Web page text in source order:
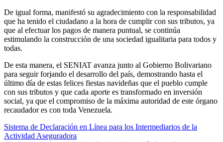
De igual forma, manifestó su agradecimiento con la responsabilidad
que ha tenido el ciudadano a la hora de cumplir con sus tributos, ya
que al efectuar los pagos de manera puntual, se continúa
estimulando la construcción de una sociedad igualitaria para todos y
todas.
De esta manera, el SENIAT avanza junto al Gobierno Bolivariano
para seguir forjando el desarrollo del país, demostrando hasta el
último día de estas felices fiestas navideñas que el pueblo cumple
con sus tributos y que cada aporte es transformado en inversión
social, ya que el compromiso de la máxima autoridad de este órgano
recaudador es con toda Venezuela.
Sistema de Declaración en Línea para los Intermediarios de la
Actividad Aseguradora